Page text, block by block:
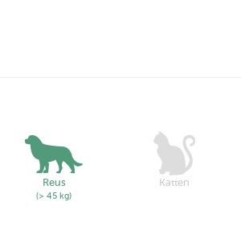
Reus
(> 45 kg)
Katten